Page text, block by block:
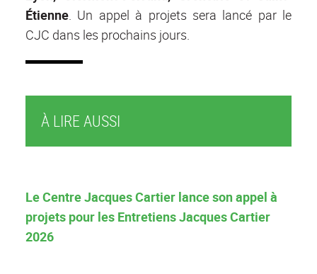
Étienne. Un appel à projets sera lancé par le
CJC dans les prochains jours.
À LIRE AUSSI
Le Centre Jacques Cartier lance son appel à
projets pour les Entretiens Jacques Cartier
2026